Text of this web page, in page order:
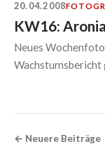
20.04.2008
KW16: Aronia
Neues
Wachstumsbericht
← Neuere Beiträge